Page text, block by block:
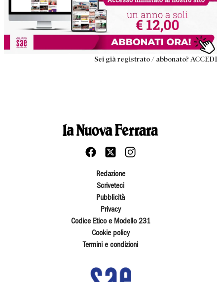
Sei già registrato / abbonato? ACCEDI
Redazione
Scriveteci
Pubblicità
Privacy
Codice Etico e Modello 231
Cookie policy
Termini e condizioni